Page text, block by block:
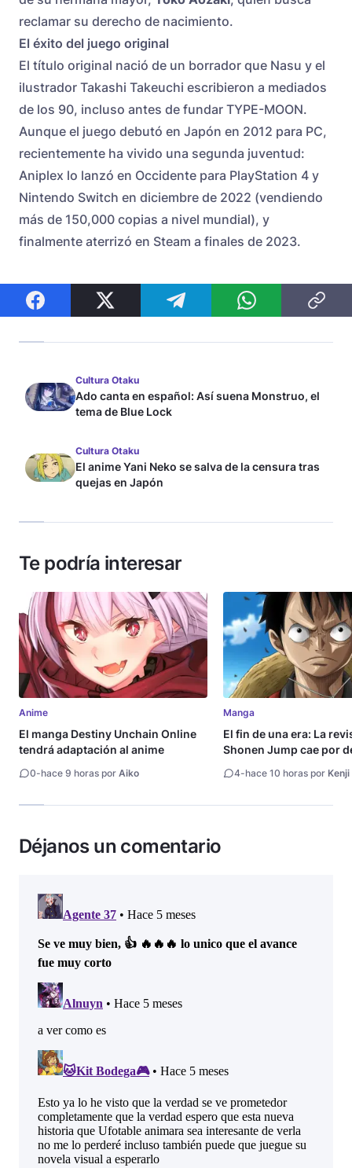
reclamar su derecho de nacimiento.
El éxito del juego original
El título original nació de un borrador que Nasu y el
ilustrador Takashi Takeuchi escribieron a mediados
de los 90, incluso antes de fundar TYPE-MOON.
Aunque el juego debutó en Japón en 2012 para PC,
recientemente ha vivido una segunda juventud:
Aniplex lo lanzó en Occidente para PlayStation 4 y
Nintendo Switch en diciembre de 2022 (vendiendo
más de 150,000 copias a nivel mundial), y
finalmente aterrizó en Steam a finales de 2023.
Cultura Otaku
Ado canta en español: Así suena Monstruo, el
tema de Blue Lock
Cultura Otaku
El anime Yani Neko se salva de la censura tras
quejas en Japón
Te podría interesar
Anime
El manga Destiny Unchain Online
tendrá adaptación al anime
0-hace 9 horas por Aiko
Manga
El fin de una era: La
Shonen Jump cae por
4-hace 10 horas por Kenji
Déjanos un comentario